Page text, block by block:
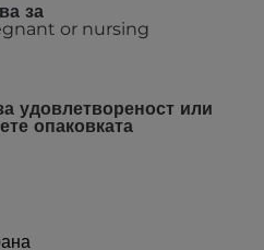
за
or nursing
удовлетвореност или
опаковката